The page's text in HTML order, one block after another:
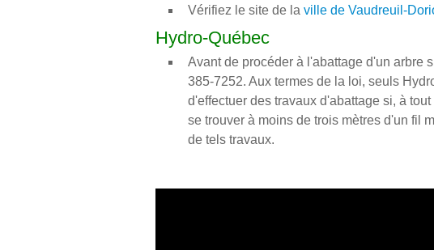
Vérifiez le site de la ville de Vaudreuil-
Hydro-Québec
Avant de procéder à l'abattage d'un arbre
385-7252. Aux termes de la loi, seuls
d'effectuer des travaux d'abattage si, à
se trouver à moins de trois mètres d'un fil
de tels travaux.